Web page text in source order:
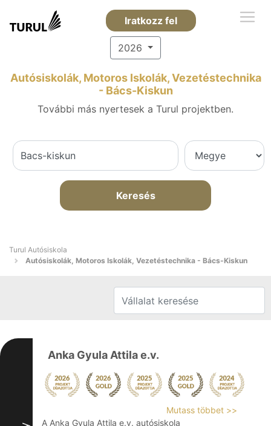
Iratkozz fel
2026
Autósiskolák, Motoros Iskolák, Vezetéstechnika
- Bács-Kiskun
További más nyertesek a Turul projektben.
Keresés
Turul Autósiskola
Autósiskolák, Motoros Iskolák, Vezetéstechnika - Bács-Kiskun
Anka Gyula Attila e.v.
Mutass többet >>
A Anka Gyula Attila e.v. autósiskola